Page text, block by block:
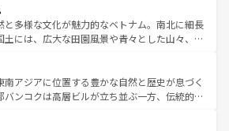
い。
と評判のスイーツなど、バラエティ豊かな料理
が味わえる。 なお、新着の台湾情報は コンテンツ一覧を参
い。
足を延ばせば四季折々の自然美を楽しむことが
して、キムチや焼肉、絶品のストリートフード
ざまな韓国料理が待っている。夜には、韓国な
まれながら、韓国の多彩な魅力を心ゆくまで味
わってみてほしい。 なお、新着の韓国情報はコンテンツ一
てほしい。
と多様な文化が魅力的なベトナム。南北に細長
土には、広大な田園風景や青々とした山々、世
と共に伝統が息づく。ハノイの古い町並みやホ
のフランス統治時代の建物も、独特の雰囲気を
いる。また、バラエティの豊かさとおいしさで
ーやバインミー、ベトナムコーヒーなどは、ぜ
南アジアに位置する豊かな自然と歴史が息づく
バンコクは高層ビルが立ち並ぶ一方、伝統的な
差している。北部ではチェンマイなどの山岳地